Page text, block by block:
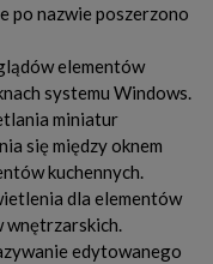
po nazwie poszerzono
elementów
systemu Windows.
miniatur
się między oknem
kuchennych.
dla elementów
edytowanego